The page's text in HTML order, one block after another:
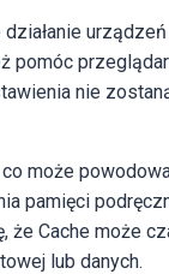
pomóc
nie
może
pamięci
że Cache może
lub danych.